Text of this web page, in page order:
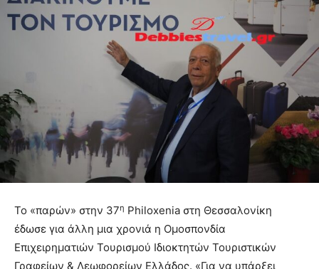
Το «παρών» στην 37η Philoxenia στη Θεσσαλονίκη
έδωσε για άλλη μια χρονιά η Ομοσπονδία
Επιχειρηματιών Τουρισμού Ιδιοκτητών Τουριστικών
Γραφείων & Λεωφορείων Ελλάδος. «Για να υπάρξει